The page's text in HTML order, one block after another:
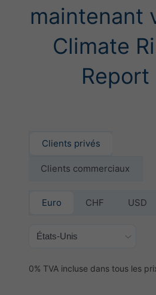
maintenant
Climate
Report
Clients privés
Clients commerciaux
Euro CHF USD
0% TVA incluse dans tous les